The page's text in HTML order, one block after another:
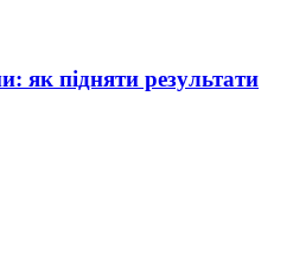
як підняти результати